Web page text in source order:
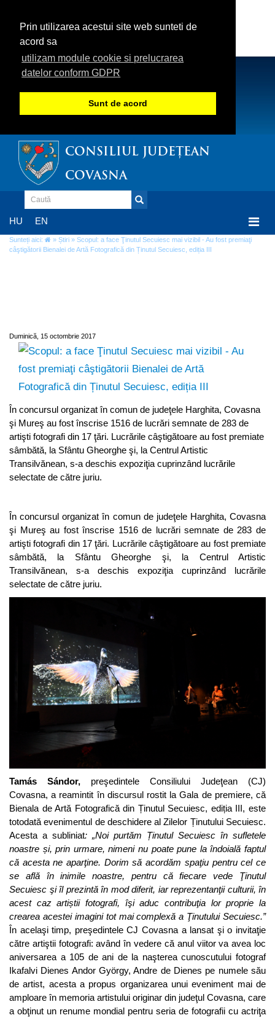
Prin utilizarea acestui site web sunteti de
acord sa
utilizam module cookie si prelucrarea
datelor conform GDPR
Sunt de acord
CONSILIUL JUDEȚEAN
COVASNA
HU EN
Sunteți aici: » Știri » Scopul: a face Ţinutul Secuiesc mai vizibil - Au fost premiaţi
câştigătorii Bienalei de Artă Fotografică din Ținutul Secuiesc, ediția III
Duminică, 15 octombrie 2017
În concursul organizat în comun de judeţele Harghita, Covasna
şi Mureş au fost înscrise 1516 de lucrări semnate de 283 de
artişti fotografi din 17 ţări. Lucrările câştigătoare au fost premiate
sâmbătă, la Sfântu Gheorghe şi, la Centrul Artistic
Transilvănean, s-a deschis expoziţia cuprinzând lucrările
selectate de către juriu.
În concursul organizat în comun de judeţele Harghita, Covasna
şi Mureş au fost înscrise 1516 de lucrări semnate de 283 de
artişti fotografi din 17 ţări. Lucrările câştigătoare au fost premiate
sâmbătă, la Sfântu Gheorghe şi, la Centrul Artistic
Transilvănean, s-a deschis expoziţia cuprinzând lucrările
selectate de către juriu.
Tamás Sándor, preşedintele Consiliului Judeţean (CJ)
Covasna, a reamintit în discursul rostit la Gala de premiere, că
Bienala de Artă Fotografică din Ținutul Secuiesc, ediția III, este
totodată evenimentul de deschidere al Zilelor Ținutului Secuiesc.
Acesta a subliniat: „Noi purtăm Ținutul Secuiesc în sufletele
noastre și, prin urmare, nimeni nu poate pune la îndoială faptul
că acesta ne aparţine. Dorim să acordăm spaţiu pentru cel ce
se află în inimile noastre, pentru că fiecare vede Ţinutul
Secuiesc şi îl prezintă în mod diferit, iar reprezentanţii culturii, în
acest caz artiștii fotografi, îşi aduc contribuţia lor proprie la
crearea acestei imagini tot mai complexă a Ţinutului Secuiesc.”
În acelaşi timp, preşedintele CJ Covasna a lansat şi o invitaţie
către artiştii fotografi: având în vedere că anul viitor va avea loc
aniversarea a 105 de ani de la naşterea cunoscutului fotograf
Ikafalvi Dienes Andor György, Andre de Dienes pe numele său
de artist, acesta a propus organizarea unui eveniment mai de
amploare în memoria artistului originar din judeţul Covasna, care
a obţinut un renume mondial pentru seria de fotografii cu actriţa